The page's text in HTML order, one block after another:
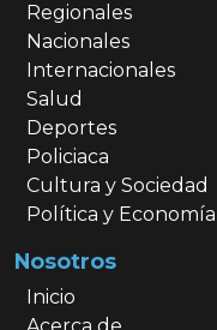
Regionales
Nacionales
Internacionales
Salud
Deportes
Policiaca
Cultura y Sociedad
Política y Economía
Nosotros
Inicio